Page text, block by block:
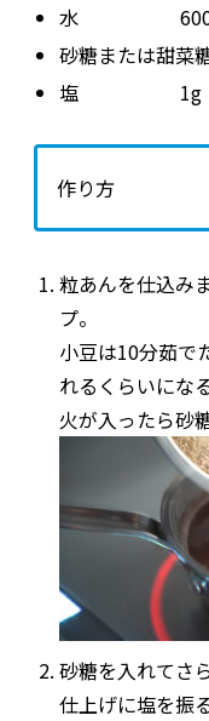
水
砂糖または甜
塩 1g
作り方
粒あんを仕込み
プ。
小豆は10分茹で
れるくらいにな
火が入ったら砂
砂糖を入れてさ
仕上げに塩を振る